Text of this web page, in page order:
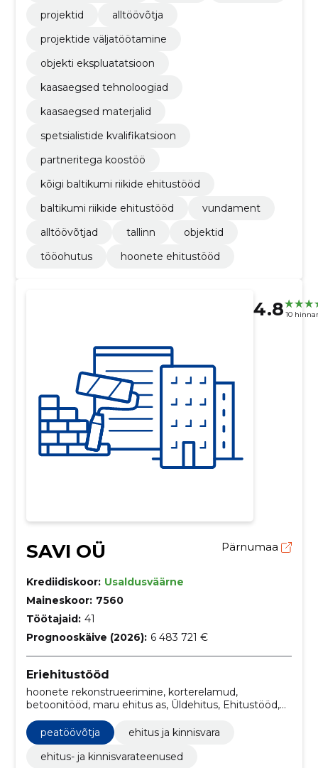
projektid
alltöövõtja
projektide väljatöötamine
objekti ekspluatatsioon
kaasaegsed tehnoloogiad
kaasaegsed materjalid
spetsialistide kvalifikatsioon
partneritega koostöö
kõigi baltikumi riikide ehitustööd
baltikumi riikide ehitustööd
vundament
alltöövõtjad
tallinn
objektid
tööohutus
hoonete ehitustööd
4.8 10
SAVI OÜ Pärnumaa
Krediidiskoor: Usaldusväärne
Maineskoor: 7560
Töötajaid: 41
Prognooskäive (2026): 6 483 721 €
Eriehitustööd
hoonete rekonstrueerimine, korterelamud,
betoonitööd, maru ehitus as, Üldehitus, Ehitustööd,
peatöövõtja
ehitus ja kinnisvara
ehitus- ja kinnisvarateenused